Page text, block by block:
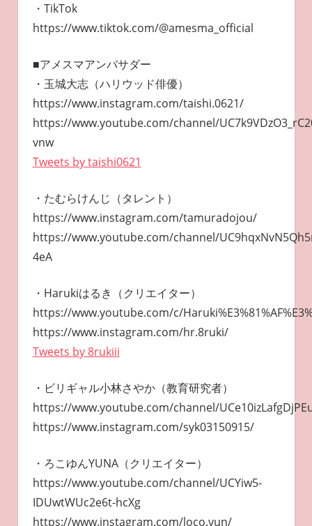
・TikTok
https://www.tiktok.com/@amesma_official
■アメスマアンバサダー
・玉城大志（ハリウッド俳優）
https://www.instagram.com/taishi.0621/
https://www.youtube.com/channel/
vnw
Tweets by taishi0621
・たむらけんじ（タレント）
https://www.instagram.com/tamuradojou/
https://www.youtube.com/channel/
4eA
・Harukiはるき（クリエイター）
https://www.youtube.com/c/
https://www.instagram.com/hr.8ruki/
Tweets by 8rukiii
・ビリギャル小林さやか（教育研究者）
https://www.youtube.com/channel/
https://www.instagram.com/syk03150915/
・ろこゆんYUNA（クリエイター）
https://www.youtube.com/channel/UCYiw5-
IDUwtWUc2e6t-hcXg
https://www.instagram.com/loco.yun/